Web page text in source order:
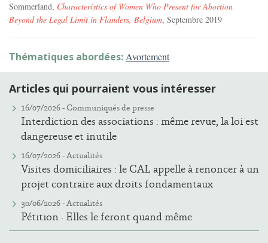
Sommerland, Characteristics of Women Who Present for Abortion
Beyond the Legal Limit in Flanders, Belgium, Septembre 2019
Thématiques abordées:Avortement
Articles qui pourraient vous intéresser
16/07/2026 -Communiqués de presse
Interdiction des associations : même revue, la loi est
dangereuse et inutile
16/07/2026 -Actualités
Visites domiciliaires : le CAL appelle à renoncer à un
projet contraire aux droits fondamentaux
30/06/2026 -Actualités
Pétition · Elles le feront quand même